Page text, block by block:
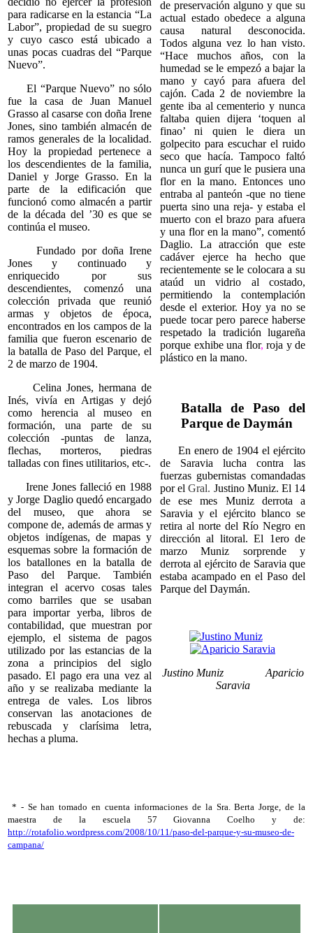
para radicarse en la estancia “La
Labor”, propiedad de su suegro
y cuyo casco está ubicado a
unas pocas cuadras del “Parque
Nuevo”.
El “Parque Nuevo” no sólo
fue la casa de Juan Manuel
Grasso al casarse con doña Irene
Jones, sino también almacén de
ramos generales de la localidad.
Hoy la propiedad pertenece a
los descendientes de la familia,
Daniel y Jorge Grasso. En la
parte de la edificación que
funcionó como almacén a partir
de la década del ’30 es que se
continúa el museo.
Fundado por doña Irene
Jones y continuado y
enriquecido por sus
descendientes, comenzó una
colección privada que reunió
armas y objetos de época,
encontrados en los campos de la
familia que fueron escenario de
la batalla de Paso del Parque, el
2 de marzo de 1904.
Celina Jones, hermana de
Inés, vivía en Artigas y dejó
como herencia al museo en
formación, una parte de su
colección -puntas de lanza,
flechas, morteros, piedras
talladas con fines utilitarios, etc-.
Irene Jones falleció en 1988
y Jorge Daglio quedó encargado
del museo, que ahora se
compone de, además de armas y
objetos indígenas, de mapas y
esquemas sobre la formación de
los batallones en la batalla de
Paso del Parque. También
integran el acervo cosas tales
como barriles que se usaban
para importar yerba, libros de
contabilidad, que muestran por
ejemplo, el sistema de pagos
utilizado por las estancias de la
zona a principios del siglo
pasado. El pago era una vez al
año y se realizaba mediante la
entrega de vales. Los libros
conservan las anotaciones de
rebuscada y clarísima letra,
hechas a pluma.
de preservación alguno y que su
actual estado obedece a alguna
causa natural desconocida.
Todos alguna vez lo han visto.
“Hace muchos años, con la
humedad se le empezó a bajar la
mano y cayó para afuera del
cajón. Cada 2 de noviembre la
gente iba al cementerio y nunca
faltaba quien dijera ‘toquen al
finao’ ni quien le diera un
golpecito para escuchar el ruido
seco que hacía. Tampoco faltó
nunca un gurí que le pusiera una
flor en la mano. Entonces uno
entraba al panteón -que no tiene
puerta sino una reja- y estaba el
muerto con el brazo para afuera
y una flor en la mano”, comentó
Daglio. La atracción que este
cadáver ejerce ha hecho que
recientemente se le colocara a su
ataúd un vidrio al costado,
permitiendo la contemplación
desde el exterior. Hoy ya no se
puede tocar pero parece haberse
respetado la tradición lugareña
porque exhibe una flor, roja y de
plástico en la mano.
Batalla de Paso del
Parque de Daymán
En enero de 1904 el ejército
de Saravia lucha contra las
fuerzas gubernistas comandadas
por elGral. Justino Muniz. El 14
de ese mes Muniz derrota a
Saravia y el ejército blanco se
retira al norte del Río Negro en
dirección al litoral. El 1ero de
marzo Muniz sorprende y
derrota al ejército de Saravia que
estaba acampado en el Paso del
Parque del Daymán.
Justino Muniz Aparicio
Saravia
* - Se han tomado en cuenta informaciones de la Sra. Berta Jorge, de la
maestra de la escuela 57 Giovanna Coelho y de:
http://rotafolio.wordpress.com/2008/10/11/paso-del-parque-y-su-museo-de-
campana/